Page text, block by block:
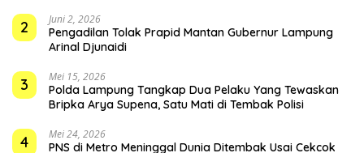
2 Juni 2, 2026
Pengadilan Tolak Prapid Mantan Gubernur Lampung
Arinal Djunaidi
3 Mei 15, 2026
Polda Lampung Tangkap Dua Pelaku Yang Tewaskan
Bripka Arya Supena, Satu Mati di Tembak Polisi
4 Mei 24, 2026
PNS di Metro Meninggal Dunia Ditembak Usai Cekcok